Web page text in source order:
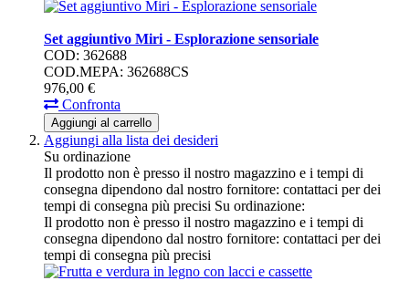
Set aggiuntivo Miri - Esplorazione sensoriale
COD: 362688
COD.MEPA: 362688CS
976,00 €
Confronta
Aggiungi al carrello
Aggiungi alla lista dei desideri
Su ordinazione
Il prodotto non è presso il nostro magazzino e i tempi di
consegna dipendono dal nostro fornitore: contattaci per dei
tempi di consegna più precisi Su ordinazione:
Il prodotto non è presso il nostro magazzino e i tempi di
consegna dipendono dal nostro fornitore: contattaci per dei
tempi di consegna più precisi